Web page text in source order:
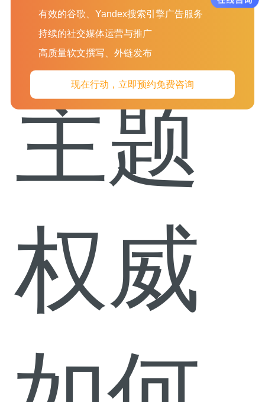
主题
权威
有效的谷歌、Yandex搜索引擎广告服务
持续的社交媒体运营与推广
高质量软文撰写、外链发布
现在行动，立即预约免费咨询